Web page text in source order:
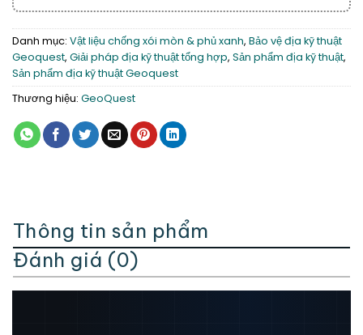
Danh mục: Vật liệu chống xói mòn & phủ xanh, Bảo vệ địa kỹ thuật
Geoquest, Giải pháp địa kỹ thuật tổng hợp, Sản phẩm địa kỹ thuật,
Sản phẩm địa kỹ thuật Geoquest
Thương hiệu: GeoQuest
Thông tin sản phẩm
Đánh giá (0)